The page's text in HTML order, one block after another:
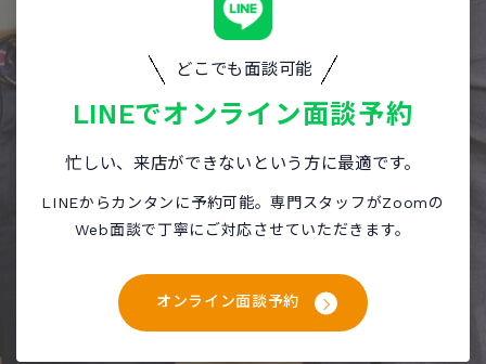
どこでも面談可能
LINEでオンライン面談予約
忙しい、来店ができないという方に最適です。
LINEからカンタンに予約可能。専門スタッフがZoomの
Web面談で丁寧にご対応させていただきます。
オンライン面談予約